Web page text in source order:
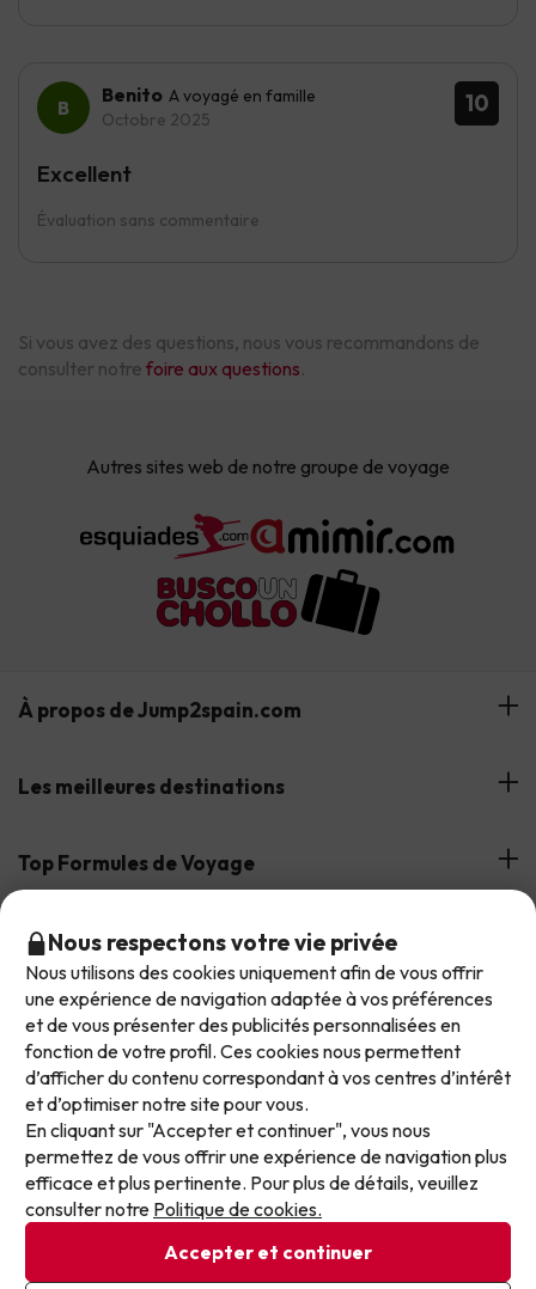
10
Benito A voyagé en famille
Octobre 2025
Évaluation sans commentaire
Excellent
Si vous avez des questions, nous vous recommandons de
consulter notre foire aux questions.
Ne laissez plus passer les meilleures offres !
Nos offres évoluent chaque jour. Inscrivez-vous et
recevez chaque semaine une sélection soignée de
nos dernières offres de vacances, pour ne plus
jamais passer à côté d’un excellent prix.
Écrivez votre e-mail ici
Autres sites web de notre groupe de voyage
À propos de Jump2spain.com
Avis des clients
Notre groupe de voyage
Les meilleures destinations
Hôtels à Costa Brava
Hôtels en Catalogne
Hôtels en Andalousie
Top Formules de Voyage
Offres d'hôtels en demi-pension
Offres d'hôtels balnéaires
Offres d'hôtels sur les îles
Offres d'hôtels pour les familles
Réservez votre offre avec Jump2spain.com
Comment réserver sur Jump2spain.com
Faqs
Service client
Nous acceptons
Conditions
Protection des données
Politique de cookies
Exqui S.L.U. Copyright © Jump2spain.com 2026
Nous respectons votre vie privée
Nous utilisons des cookies uniquement afin de vous offrir
une expérience de navigation adaptée à vos préférences
et de vous présenter des publicités personnalisées en
fonction de votre profil. Ces cookies nous permettent
d’afficher du contenu correspondant à vos centres d’intérêt
et d’optimiser notre site pour vous.
En cliquant sur "Accepter et continuer", vous nous
permettez de vous offrir une expérience de navigation plus
efficace et plus pertinente. Pour plus de détails, veuillez
consulter notre Politique de cookies.
Accepter et continuer